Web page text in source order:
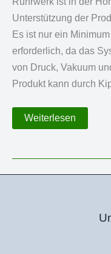
Unterstützung der
Es ist nur ein
erforderlich, da das
von Druck, Vakuum
Produkt kann durch
Kombinierter
Filtertrockner
Weiterlesen